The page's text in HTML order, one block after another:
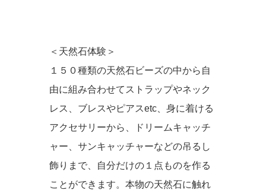
＜天然石体験＞
１５０種類の天然石ビーズの中から自
由に組み合わせてストラップやネック
レス、ブレスやピアスetc、身に着ける
アクセサリーから、ドリームキャッチ
ャー、サンキャッチャーなどの吊るし
飾りまで、自分だけの１点ものを作る
ことができます。本物の天然石に触れ